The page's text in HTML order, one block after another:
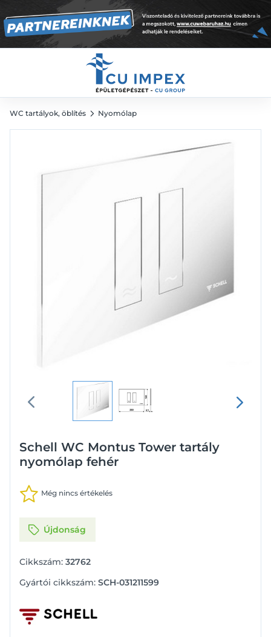
WC tartályok, öblítés Nyomólap
Schell WC Montus Tower tartály
nyomólap fehér
Még nincs értékelés
Újdonság
Cikkszám: 32762
Gyártói cikkszám: SCH-031211599
10 928 Ft